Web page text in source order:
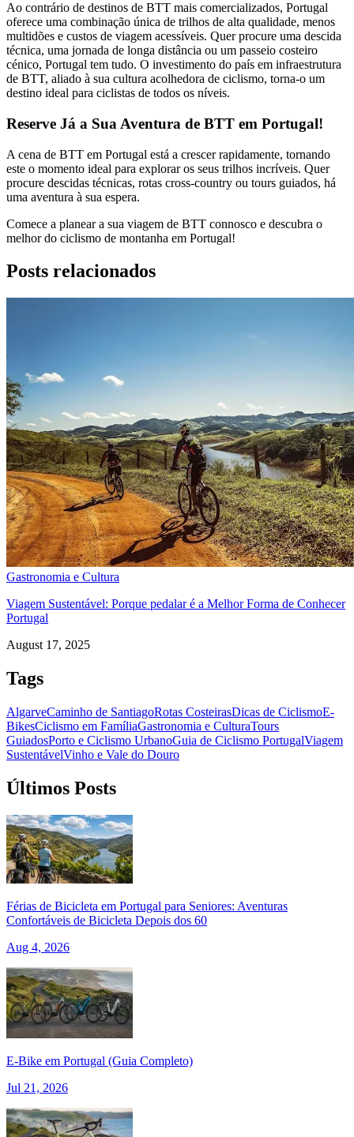
Costa da Prata: Porto a Coimbra biketour
7 Dias
Tour pelo Minho de Bicicleta - Top Bike Tours
7 Dias|2/5
Ao contrário de destinos de BTT mais comercializados, Portugal
oferece uma combinação única de trilhos de alta qualidade, menos
multidões e custos de viagem acessíveis. Quer procure uma descida
técnica, uma jornada de longa distância ou um passeio costeiro
cénico, Portugal tem tudo. O investimento do país em infraestrutura
de BTT, aliado à sua cultura acolhedora de ciclismo, torna-o um
destino ideal para ciclistas de todos os níveis.
Reserve Já a Sua Aventura de BTT em Portugal!
A cena de BTT em Portugal está a crescer rapidamente, tornando
este o momento ideal para explorar os seus trilhos incríveis. Quer
procure descidas técnicas, rotas cross-country ou tours guiados, há
uma aventura à sua espera.
Comece a planear a sua viagem de BTT connosco e descubra o
melhor do ciclismo de montanha em Portugal!
Posts relacionados
Gastronomia e Cultura
Viagem Sustentável: Porque pedalar é a Melhor Forma de Conhecer
Portugal
August 17, 2025
Tags
AlgarveCaminho de SantiagoRotas CosteirasDicas de CiclismoE-
BikesCiclismo em FamíliaGastronomia e CulturaTours
GuiadosPorto e Ciclismo UrbanoGuia de Ciclismo PortugalViagem
SustentávelVinho e Vale do Douro
Últimos Posts
Férias de Bicicleta em Portugal para Seniores: Aventuras
Confortáveis de Bicicleta Depois dos 60
Aug 4, 2026
E‑Bike em Portugal (Guia Completo)
Jul 21, 2026